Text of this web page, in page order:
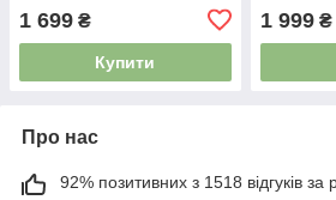
(BD-L18A) 4769706
1 699 ₴
Купити
2.0Ah Ni-
4006146
1 999₴
Про нас
92% позитивних з 1518 відгуків за